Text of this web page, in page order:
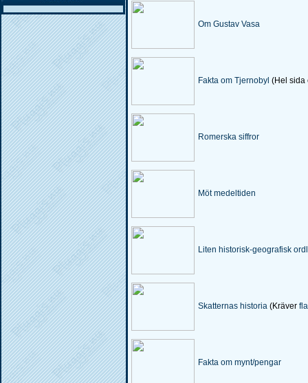
Människosyn
Meteorologi
Musik
Omvårdnad
Politik & Styrelse
Programmering
Religion
Ritning & Bygge
Samhällskunskap
Slöjd & Maskin
Språk övriga
Svenska
Om Gustav Vasa
Fakta om Tjernobyl (Hel sida
Romerska siffror
Möt medeltiden
Liten historisk-geografisk
Skatternas historia (Kräver
Fakta om mynt/pengar